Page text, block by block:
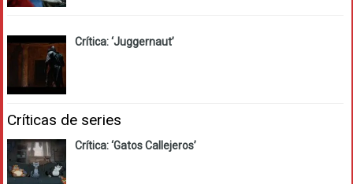
Crítica: ‘Juggernaut’
Críticas de series
Crítica: ‘Gatos Callejeros’